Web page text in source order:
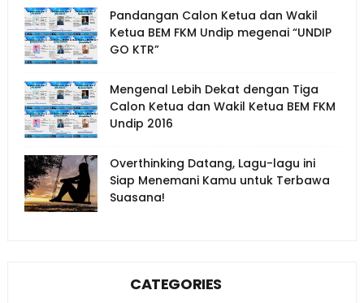
Pandangan Calon Ketua dan Wakil
Ketua BEM FKM Undip megenai “UNDIP
GO KTR”
Mengenal Lebih Dekat dengan Tiga
Calon Ketua dan Wakil Ketua BEM FKM
Undip 2016
Overthinking Datang, Lagu-lagu ini
Siap Menemani Kamu untuk Terbawa
Suasana!
CATEGORIES